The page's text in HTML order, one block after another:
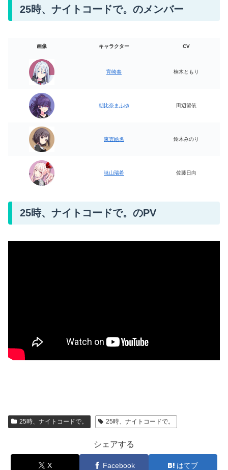
25時、ナイトコードで。のメンバー
画像 キャラクター CV
宵崎奏 楠木ともり
朝比奈まふゆ 田辺留依
東雲絵名 鈴木みのり
暁山瑞希 佐藤日向
25時、ナイトコードで。のPV
25時、ナイトコードで。 25時、ナイトコードで。
シェアする
X Facebook はてブ